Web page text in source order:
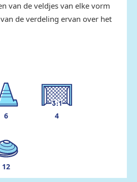
van de veldjes van elke vorm
de verdeling ervan over het
6 4
12